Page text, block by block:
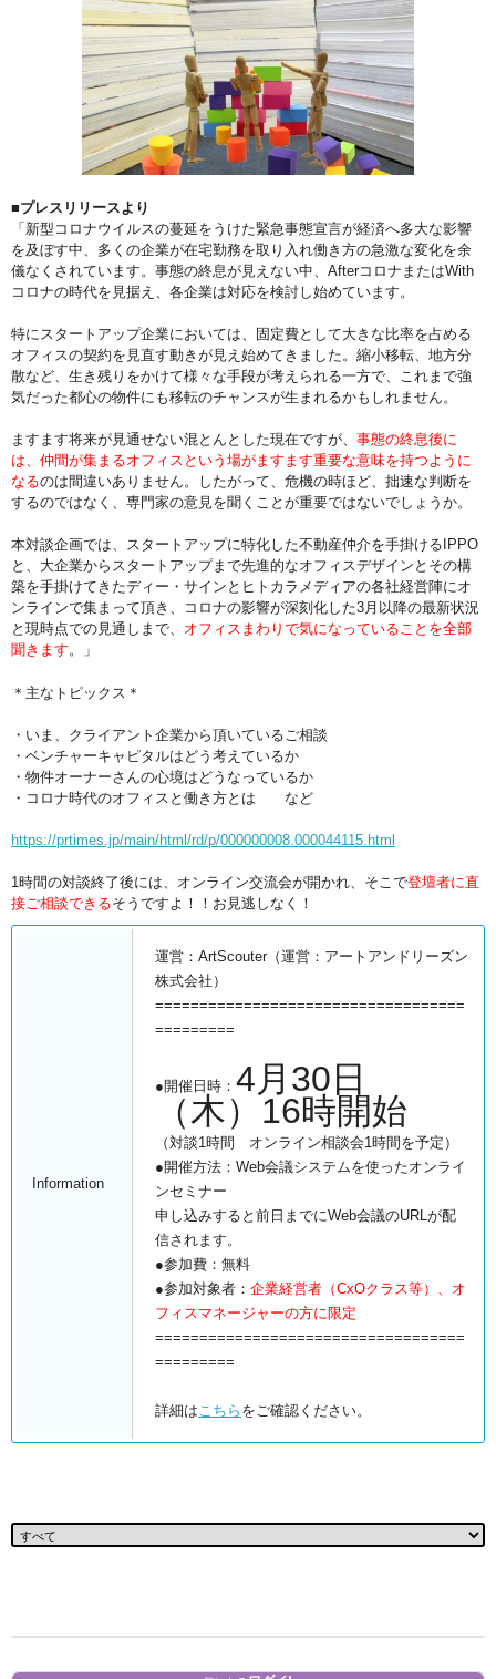
■プレスリリースより
「新型コロナウイルスの蔓延をうけた緊急事態宣言が経済へ多大な影響
を及ぼす中、多くの企業が在宅勤務を取り入れ働き方の急激な変化を余
儀なくされています。事態の終息が見えない中、AfterコロナまたはWith
コロナの時代を見据え、各企業は対応を検討し始めています。
特にスタートアップ企業においては、固定費として大きな比率を占める
オフィスの契約を見直す動きが見え始めてきました。縮小移転、地方分
散など、生き残りをかけて様々な手段が考えられる一方で、これまで強
気だった都心の物件にも移転のチャンスが生まれるかもしれません。
ますます将来が見通せない混とんとした現在ですが、 事態の終息後に
は、仲間が集まるオフィスという場がますます重要な意味を持つように
なるのは間違いありません。したがって、危機の時ほど、拙速な判断を
するのではなく、専門家の意見を聞くことが重要ではないでしょうか。
本対談企画では、スタートアップに特化した不動産仲介を手掛けるIPPO
と、大企業からスタートアップまで先進的なオフィスデザインとその構
築を手掛けてきたディー・サインとヒトカラメディアの各社経営陣にオ
ンラインで集まって頂き、コロナの影響が深刻化した3月以降の最新状況
と現時点での見通しまで、 オフィスまわりで気になっていることを全部
聞きます。」
＊主なトピックス＊
・いま、クライアント企業から頂いているご相談
・ベンチャーキャピタルはどう考えているか
・物件オーナーさんの心境はどうなっているか
・コロナ時代のオフィスと働き方とは など
https://prtimes.jp/main/html/rd/p/000000008.000044115.html
1時間の対談終了後には、オンライン交流会が開かれ、そこで登壇者に直
接ご相談できるそうですよ！！お見逃しなく！
Information
運営：ArtScouter（運営：アートアンドリーズン
株式会社）
===================================
=========
●開催日時： 4月30日
（木）16時開始
（対談1時間 オンライン相談会1時間を予定）
●開催方法：Web会議システムを使ったオンライ
ンセミナー
申し込みすると前日までにWeb会議のURLが配
信されます。
●参加費：無料
●参加対象者： 企業経営者（CxOクラス等）、オ
フィスマネージャーの方に限定
===================================
=========
詳細はこちら をご確認ください。